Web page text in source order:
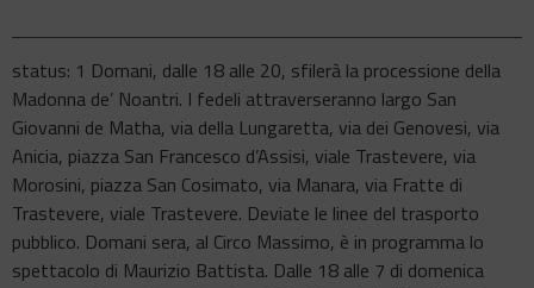
status: 1 Domani, dalle 18 alle 20, sfilerà la processione della
Madonna de’ Noantri. I fedeli attraverseranno largo San
Giovanni de Matha, via della Lungaretta, via dei Genovesi, via
Anicia, piazza San Francesco d’Assisi, viale Trastevere, via
Morosini, piazza San Cosimato, via Manara, via Fratte di
Trastevere, viale Trastevere. Deviate le linee del trasporto
pubblico. Domani sera, al Circo Massimo, è in programma lo
spettacolo di Maurizio Battista. Dalle 18 alle 7 di domenica